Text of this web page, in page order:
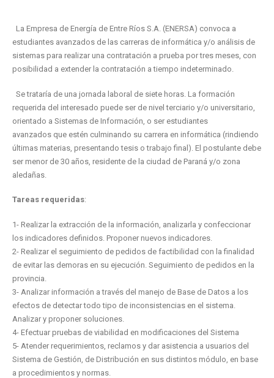
La Empresa de Energía de Entre Ríos S.A. (ENERSA) convoca a
estudiantes avanzados de las carreras de informática y/o análisis de
sistemas para realizar una contratación a prueba por tres meses, con
posibilidad a extender la contratación a tiempo indeterminado.
Se trataría de una jornada laboral de siete horas. La formación
requerida del interesado puede ser de nivel terciario y/o universitario,
orientado a Sistemas de Información, o ser estudiantes
avanzados que estén culminando su carrera en informática (rindiendo
últimas materias, presentando tesis o trabajo final). El postulante debe
ser menor de 30 años, residente de la ciudad de Paraná y/o zona
aledañas.
Tareas requeridas:
1- Realizar la extracción de la información, analizarla y confeccionar
los indicadores definidos. Proponer nuevos indicadores.
2- Realizar el seguimiento de pedidos de factibilidad con la finalidad
de evitar las demoras en su ejecución. Seguimiento de pedidos en la
provincia.
3- Analizar información a través del manejo de Base de Datos a los
efectos de detectar todo tipo de inconsistencias en el sistema.
Analizar y proponer soluciones.
4- Efectuar pruebas de viabilidad en modificaciones del Sistema
5- Atender requerimientos, reclamos y dar asistencia a usuarios del
Sistema de Gestión, de Distribución en sus distintos módulo, en base
a procedimientos y normas.